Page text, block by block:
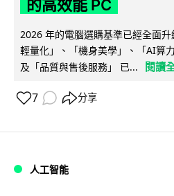
的高效能 PC
2026 年的電腦選購基準已經全面
輕量化」、「機身美學」、「AI算
及「品質與售後服務」 已...
閱讀
7 分享
人工智能